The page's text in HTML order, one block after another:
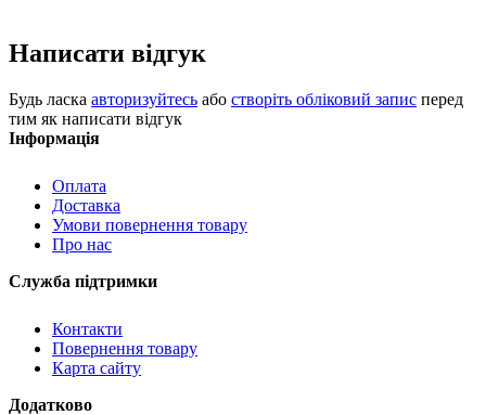
Написати відгук
Будь ласка авторизуйтесь або створіть обліковий запис перед
тим як написати відгук
Інформація
Оплата
Доставка
Умови повернення товару
Про нас
Служба підтримки
Контакти
Повернення товару
Карта сайту
Додатково